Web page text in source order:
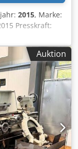
2015, Marke:
Presskraft:
480 kg (je
cm Dkodpfxozkh
der
120
auf Anfrage
Auktion